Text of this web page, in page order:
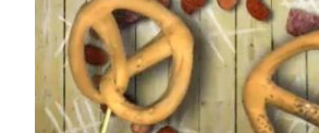
Rusalky, která připomíná utopené